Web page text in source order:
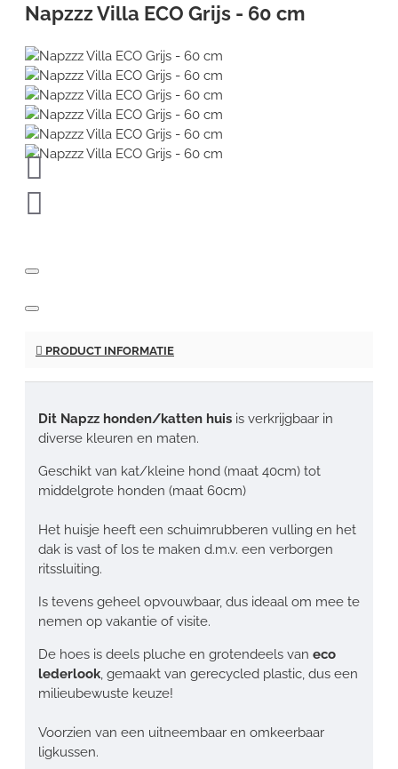
Napzzz Villa ECO Grijs - 60 cm
PRODUCT INFORMATIE
Dit Napzz honden/katten huis is verkrijgbaar in
diverse kleuren en maten.
Geschikt van kat/kleine hond (maat 40cm) tot
middelgrote honden (maat 60cm)
Het huisje heeft een schuimrubberen vulling en het
dak is vast of los te maken d.m.v. een verborgen
ritssluiting.
Is tevens geheel opvouwbaar, dus ideaal om mee te
nemen op vakantie of visite.
De hoes is deels pluche en grotendeels van eco
lederlook, gemaakt van gerecycled plastic, dus een
milieubewuste keuze!
Voorzien van een uitneembaar en omkeerbaar
ligkussen.